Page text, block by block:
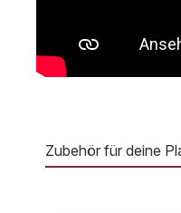
Zubehör für deine